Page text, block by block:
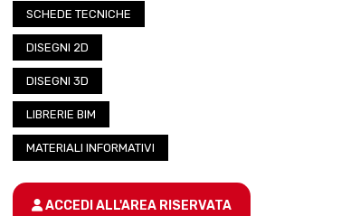
SCHEDE TECNICHE
DISEGNI 2D
DISEGNI 3D
LIBRERIE BIM
MATERIALI INFORMATIVI
ACCEDI ALL'AREA RISERVATA